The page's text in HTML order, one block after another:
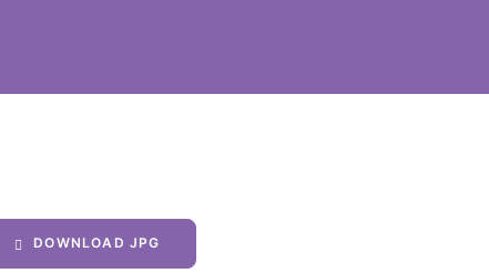
DOWNLOAD JPG